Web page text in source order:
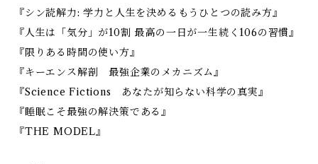
『シン読解力: 学力と人生を決めるもうひとつの読み方』
『人生は「気分」が10割 最高の一日が一生続く106の習慣』
『限りある時間の使い方』
『キーエンス解剖 最強企業のメカニズム』
『Science Fictions あなたが知らない科学の真実』
『睡眠こそ最強の解決策である』
『THE MODEL』